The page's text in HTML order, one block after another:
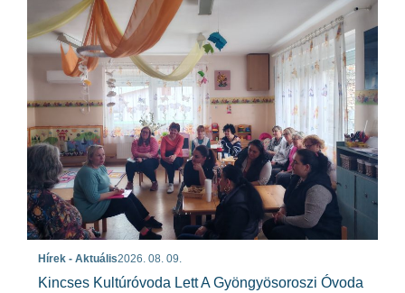
Hírek - Aktuális2026. 08. 09.
Kincses Kultúróvoda Lett A Gyöngyösoroszi Óvoda